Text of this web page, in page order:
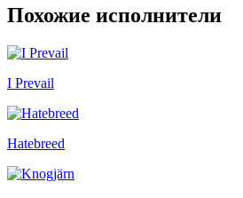
Похожие исполнители
I Prevail
Hatebreed